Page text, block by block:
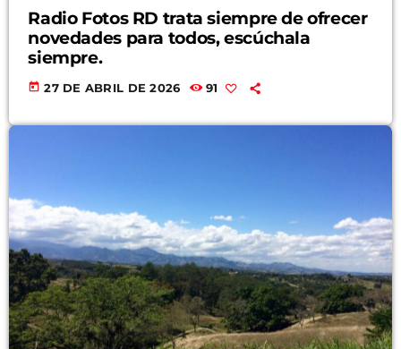
Radio Fotos RD trata siempre de ofrecer
novedades para todos, escúchala
siempre.
today 27 DE ABRIL DE 2026 91